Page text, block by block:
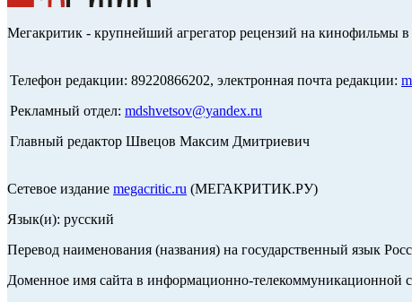
Мегакритик - крупнейший агрегатор рецензий на кинофильмы в
Телефон редакции: 89220866202, электронная почта редакции:
Рекламный отдел: mdshvetsov@yandex.ru
Главный редактор Швецов Максим Дмитриевич
Сетевое издание megacritic.ru (МЕГАКРИТИК.РУ)
Язык(и): русский
Перевод наименования (названия) на государственный язык
Доменное имя сайта в информационно-телекоммуникационной